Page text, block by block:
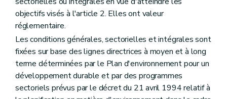
objectifs visés à l'article 2. Elles ont valeur
réglementaire.
Les conditions générales, sectorielles et intégrales sont
fixées sur base des lignes directrices à moyen et à long
terme déterminées par le Plan d'environnement pour un
développement durable et par des programmes
sectoriels prévus par le décret du 21 avril 1994 relatif à